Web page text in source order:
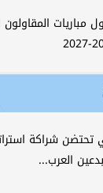
مباريات
تحتضن شراكة
العرب...